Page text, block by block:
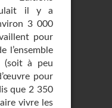
il y a
3 000
pour
l’ensemble
(soit à peu
pour
que 2 350
vivre les